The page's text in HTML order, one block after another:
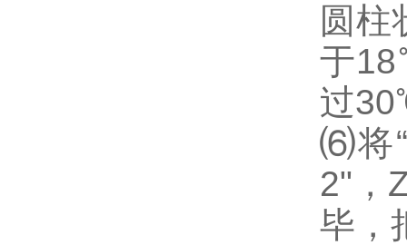
圆柱
于
过
⑹将
2"，
毕，